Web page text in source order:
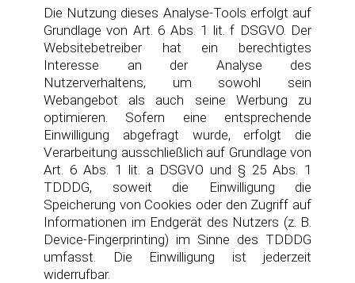
Die Nutzung dieses Analyse-Tools erfolgt auf
Grundlage von Art. 6 Abs. 1 lit. f DSGVO. Der
Websitebetreiber hat ein berechtigtes
Interesse an der Analyse des
Nutzerverhaltens, um sowohl sein
Webangebot als auch seine Werbung zu
optimieren. Sofern eine entsprechende
Einwilligung abgefragt wurde, erfolgt die
Verarbeitung ausschließlich auf Grundlage von
Art. 6 Abs. 1 lit. a DSGVO und § 25 Abs. 1
TDDDG, soweit die Einwilligung die
Speicherung von Cookies oder den Zugriff auf
Informationen im Endgerät des Nutzers (z. B.
Device-Fingerprinting) im Sinne des TDDDG
umfasst. Die Einwilligung ist jederzeit
widerrufbar.